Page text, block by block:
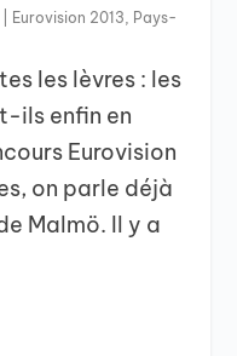
Eurovision 2013 Pays-
les lèvres : les
ils enfin en
Eurovision
on parle déjà
Malmö. Il y a